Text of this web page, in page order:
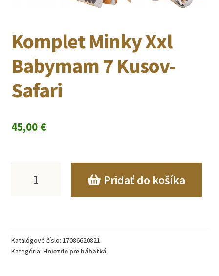
Komplet Minky Xxl
Babymam 7 Kusov-
Safari
45,00 €
Babymam
Pridať do košíka
Katalógové číslo: 17086620821
Kategória: Hniezdo pre bábätká